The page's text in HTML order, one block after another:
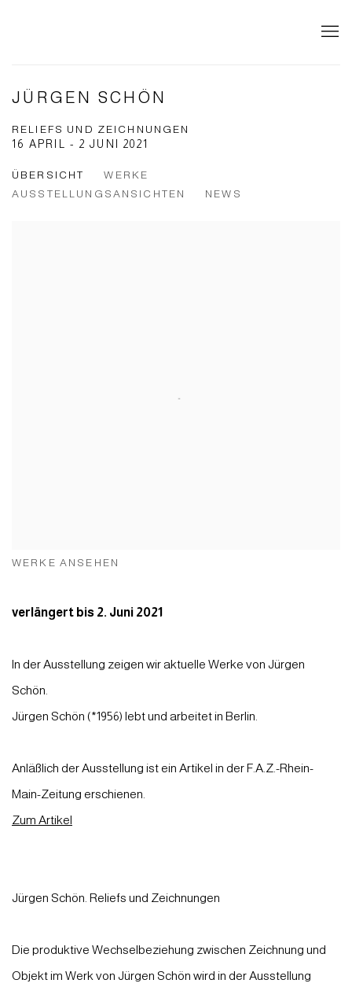
JÜRGEN SCHÖN
RELIEFS UND ZEICHNUNGEN
16 APRIL - 2 JUNI 2021
ÜBERSICHT
WERKE
AUSSTELLUNGSANSICHTEN
NEWS
WERKE ANSEHEN
verlängert bis 2. Juni 2021
In der Ausstellung zeigen wir aktuelle Werke von Jürgen
Schön.
Jürgen Schön (*1956) lebt und arbeitet in Berlin.
Anläßlich der Ausstellung ist ein Artikel in der F.A.Z.-Rhein-
Main-Zeitung erschienen.
Zum Artikel
Jürgen Schön. Reliefs und Zeichnungen
Die produktive Wechselbeziehung zwischen Zeichnung und
Objekt im Werk von Jürgen Schön wird in der Ausstellung